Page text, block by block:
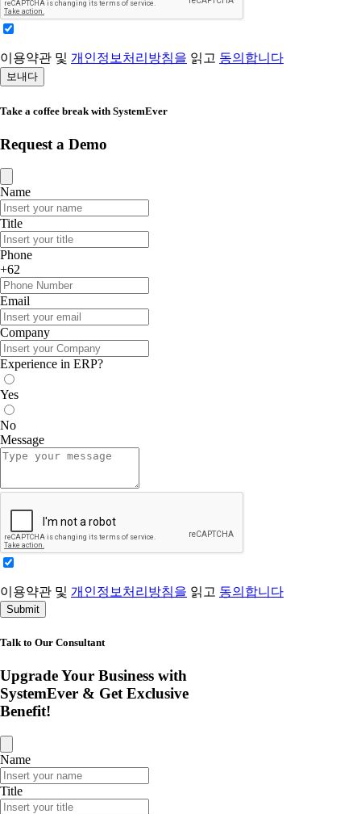
이용약관 및 개인정보처리방침을 읽고 동의합니다
보내다
Take a coffee break with SystemEver
Request a Demo
Name
Title
Phone
+62
Email
Company
Experience in ERP?
Yes
No
Message
이용약관 및 개인정보처리방침을 읽고 동의합니다
Submit
Talk to Our Consultant
Upgrade Your Business with
SystemEver & Get Exclusive
Benefit!
Name
Title